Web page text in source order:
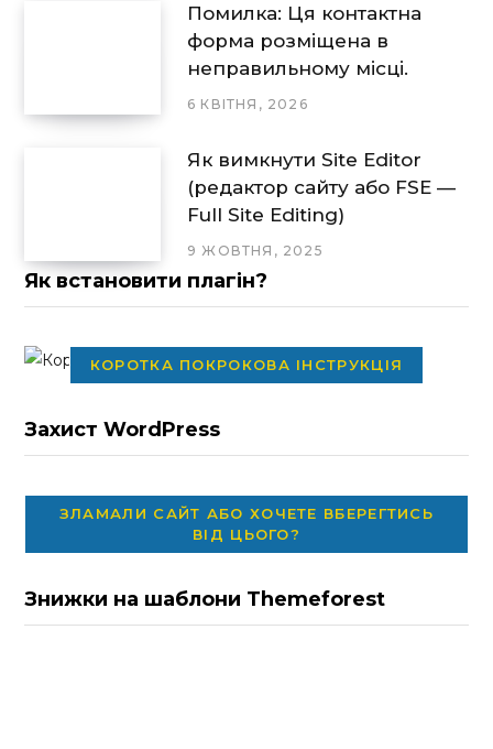
Помилка: Ця контактна
форма розміщена в
неправильному місці.
6 КВІТНЯ, 2026
Як вимкнути Site Editor
(редактор сайту або FSE —
Full Site Editing)
9 ЖОВТНЯ, 2025
Як встановити плагін?
КОРОТКА ПОКРОКОВА ІНСТРУКЦІЯ
Захист WordPress
ЗЛАМАЛИ САЙТ АБО ХОЧЕТЕ ВБЕРЕГТИСЬ
ВІД ЦЬОГО?
Знижки на шаблони Themeforest